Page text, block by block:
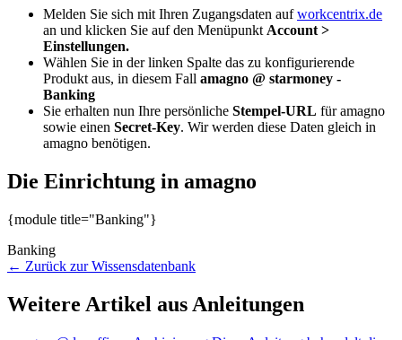
Melden Sie sich mit Ihren Zugangsdaten aufworkcentrix.de
an und klicken Sie auf den Menüpunkt Account >
Einstellungen.
Wählen Sie in der linken Spalte das zu konfigurierende
Produkt aus, in diesem Fall amagno @ starmoney -
Banking
Sie erhalten nun Ihre persönliche Stempel-URL für amagno
sowie einen Secret-Key. Wir werden diese Daten gleich in
amagno benötigen.
Die Einrichtung in amagno
{module title="Banking"}
Banking
← Zurück zur Wissensdatenbank
Weitere Artikel aus Anleitungen